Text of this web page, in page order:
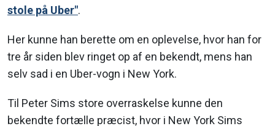
stole på Uber".
Her kunne han berette om en oplevelse, hvor han for
tre år siden blev ringet op af en bekendt, mens han
selv sad i en Uber-vogn i New York.
Til Peter Sims store overraskelse kunne den
bekendte fortælle præcist, hvor i New York Sims